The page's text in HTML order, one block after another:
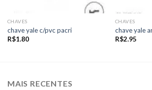
CHAVES
chave yale c/pvc pacri
R$1.80
CHAVES
chave yale
R$2.95
MAIS RECENTES